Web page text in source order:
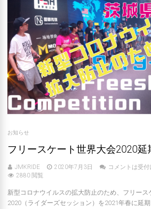
お知らせ
フリースケート世界大会2020
JMKRIDE 2020年7月3日
コメントは受
2880 閲覧
新型コロナウイルスの拡大防止のため、フリース
2020（ライダーズセッション）を2021年春に延